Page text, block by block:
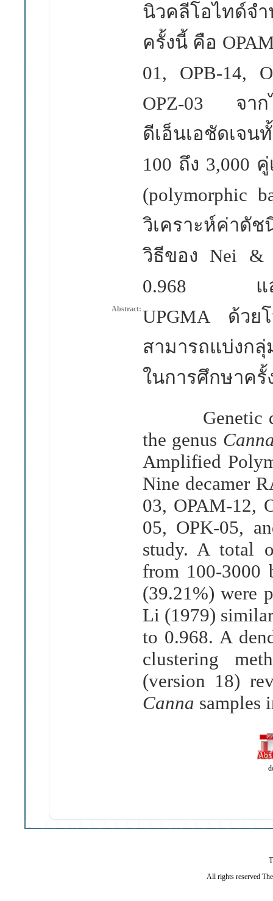
Abstract:
นิวคลีโอไท
ครั้งนี้ คือ
01, OPB-14,
OPZ-03 จา
ดีเอ็นเอชัดเจ
100 ถึง 3,000 คู่
(polymorphic
วิเคราะห์ค่าดั
วิธีของ Nei
0.968 แ
UPGMA ด้ว
สามารถแบ่งกลุ่
ในการศึกษาค
Genetic
the genus
Amplified
Nine decamer
03, OPAM-12,
05, OPK-05,
study. A total
from 100-3000
(39.21%) were
Li (1979)
to 0.968. A
clustering
(version 18)
Canna samples
All rights reserved